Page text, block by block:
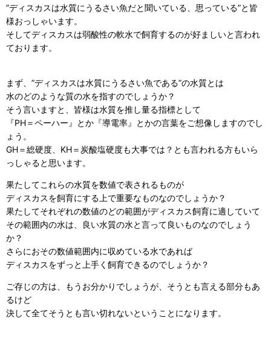
”ディスカスは水質にうるさい魚だと聞いている、思っている”と皆
様おっしゃいます。
そしてディスカスは弱酸性の軟水で飼育するのが好ましいと言われ
ております。
まず、”ディスカスは水質にうるさい魚である”の水質とは
水のどのような質の水を指すのでしょうか？
そう言いますと、皆様は水質を推し量る指標として
『PH＝ペーハー』とか『導電率』とかの言葉をご想像しますのでし
ょう。
GH＝総硬度、KH＝炭酸塩硬度も大事では？とも言われる方もいら
っしゃると思います。
果たしてこれらの水質を数値で表されるものが
ディスカスを飼育にする上で重要なものなのでしょうか？
果たしてそれぞれの数値のどの範囲がディスカス飼育に適していて
その範囲内の水は、良い水質の水と言って良いものなのでしょう
か？
さらにおその数値範囲内に収めている水であれば
ディスカスをずっと上手く飼育できるのでしょうか？
ご存じの方は、もうお分かりでしょうが、そうとも言える部分もあ
るけど
決して全てそうとも言い切れないということになります。